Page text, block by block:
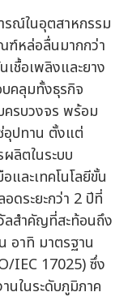
รณ์ในอุตสาหกรรม
ฑ์หล่อลื่นมากกว่า
ชื้อเพลิงและยาง
คลุมทั้งธุรกิจ
รบวงจร พร้อม
อุปทาน ตั้งแต่
ลิตในระบบ
ละเทคโนโลยีขั้น
ดระยะกว่า 2 ปีที่
ลสำคัญที่สะท้อนถึง
อาทิ มาตรฐาน
IEC 17025) ซึ่ง
นในระดับภูมิภาค